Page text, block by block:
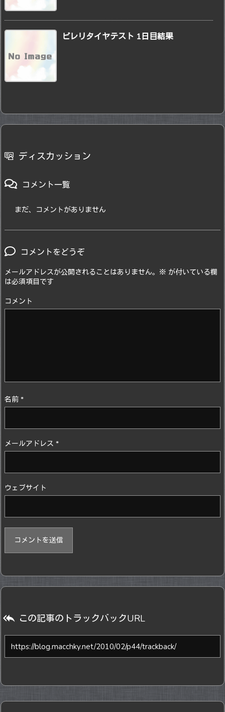
ピレリタイヤテスト 1日目結果
ディスカッション
コメント一覧
まだ、コメントがありません
コメントをどうぞ
メールアドレスが公開されることはありません。 ※ が付いている欄
は必須項目です
コメント
名前 *
メールアドレス *
ウェブサイト
 この記事のトラックバックURL